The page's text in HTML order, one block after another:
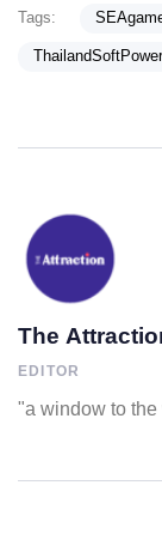
Tags:
ThailandSoftPower
The
EDITOR
"a window to